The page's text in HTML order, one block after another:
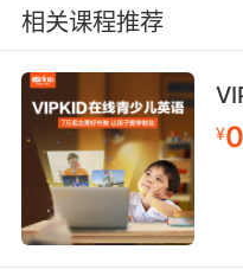
提升显著。 语言特征
业英语天气预报的语
众传播的巧妙融合。
册》明确规定，温
位，降水概率采用
述体系。这种科学严
成对比：既要避免It
需用scattered
areas。语言学家
相关课程推荐
¥0